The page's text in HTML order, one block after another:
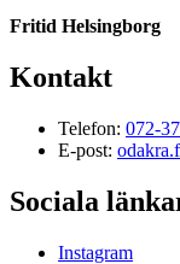
Fritid Helsingborg
Kontakt
Telefon: 072-
E-post:
Sociala
Instagram